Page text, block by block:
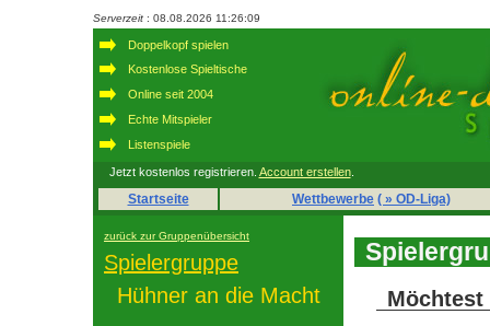
Serverzeit : 08.08.2026 11:26:09
Doppelkopf spielen
Kostenlose Spieltische
Online seit 2004
Echte Mitspieler
Listenspiele
Jetzt kostenlos registrieren. Account erstellen.
Startseite Wettbewerbe ( » OD-Liga)
zurück zur Gruppenübersicht
Spielergruppe
Hühner an die Macht
Möchtest